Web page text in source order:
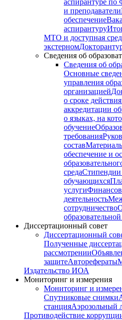
аспирантуре по
и преподаватели
обеспечение
аспирантуру
МТО и доступная
экстерном
Сведения об
Сведения об
Основные
управления
организацией
о сроке
аккредитации
о языках, на
обучение
требования
состав
обеспечение и
среда
обучающихся
услуги
деятельность
сотрудничество
Диссертационный совет
Диссертационный
Полученные
рассмотрении
защитеАвторефераты
Издательство ИОА
Мониторинг и измерения
Мониторинг и
Спутниковые снимки
станцияАэрозольный
Противодействие